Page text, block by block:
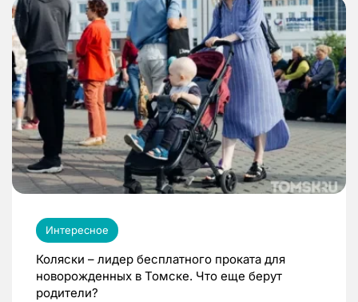
Интересное
Коляски – лидер бесплатного проката для
новорожденных в Томске. Что еще берут
родители?